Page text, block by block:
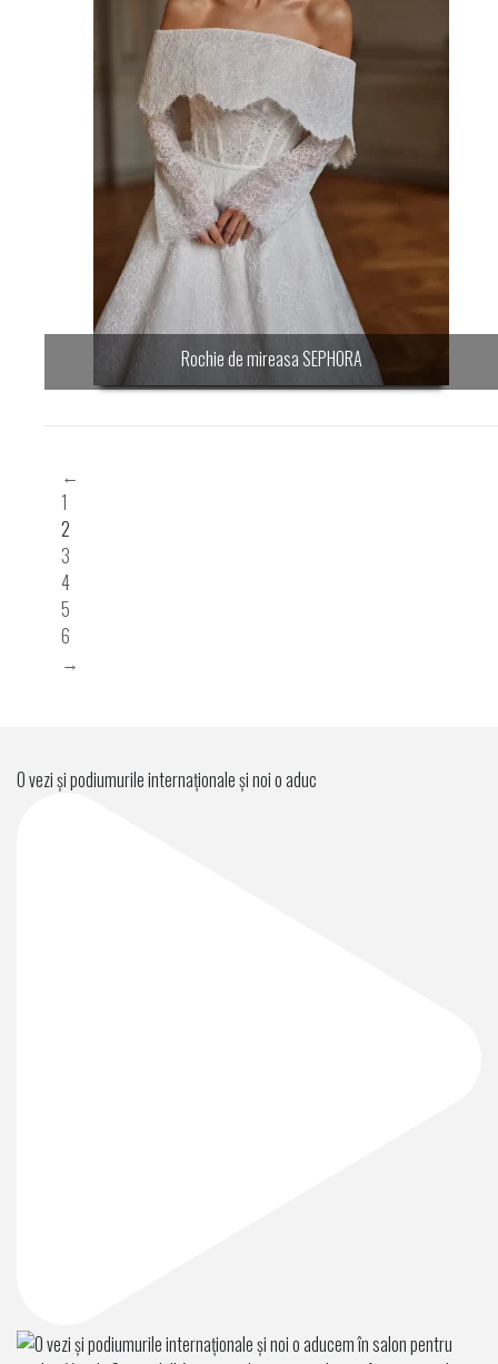
Rochie de mireasa SEPHORA
←
1
2
3
4
5
6
→
O vezi și podiumurile internaționale și noi o aduc